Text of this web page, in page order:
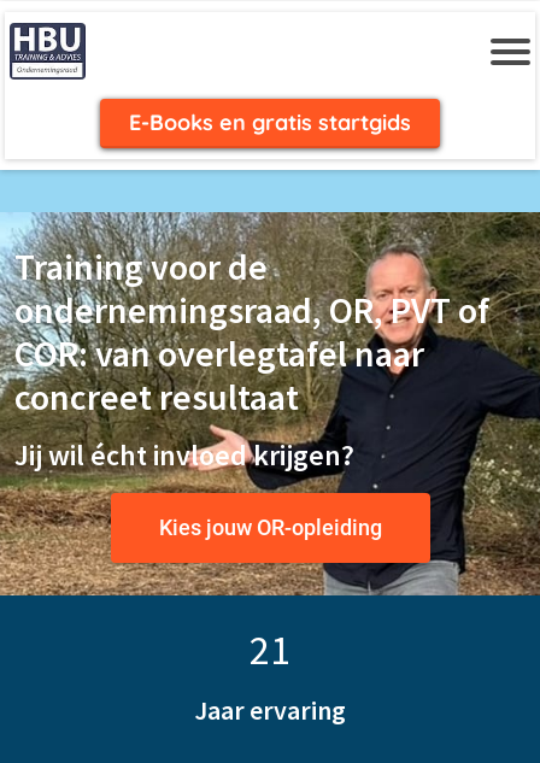
E-Books en gratis startgids
Training voor de
ondernemingsraad, OR, PVT of
COR: van overlegtafel naar
concreet resultaat
Jij wil écht invloed krijgen?
Kies jouw OR-opleiding
21
Jaar ervaring